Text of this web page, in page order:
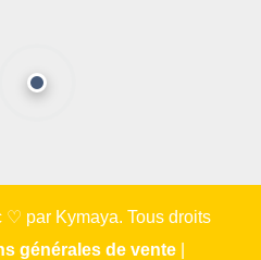
par Kymaya. Tous droits
générales de vente